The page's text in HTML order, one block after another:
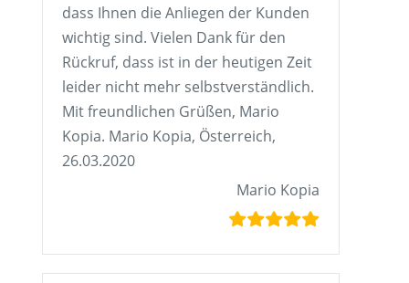
dass Ihnen die Anliegen der Kunden
wichtig sind. Vielen Dank für den
Rückruf, dass ist in der heutigen Zeit
leider nicht mehr selbstverständlich.
Mit freundlichen Grüßen, Mario
Kopia. Mario Kopia, Österreich,
26.03.2020
Mario Kopia